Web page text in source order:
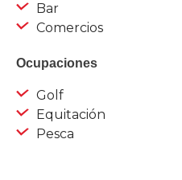
Bar
Comercios
Ocupaciones
Golf
Equitación
Pesca